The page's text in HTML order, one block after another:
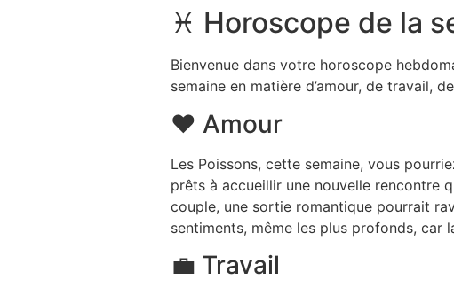
♓ Horoscope de la
Bienvenue dans votre horoscope
semaine en matière d’amour, de travail,
❤️ Amour
Les Poissons, cette semaine, vous
prêts à accueillir une nouvelle
couple, une sortie romantique pourrait
sentiments, même les plus profonds, car
💼 Travail